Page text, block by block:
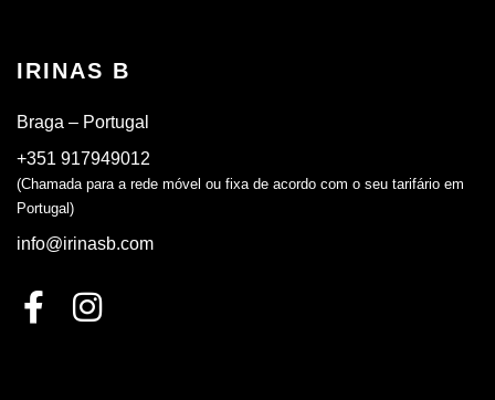
IRINAS B
Braga – Portugal
+351 917949012
(Chamada para a rede móvel ou fixa de acordo com o seu tarifário em
Portugal)
info@irinasb.com